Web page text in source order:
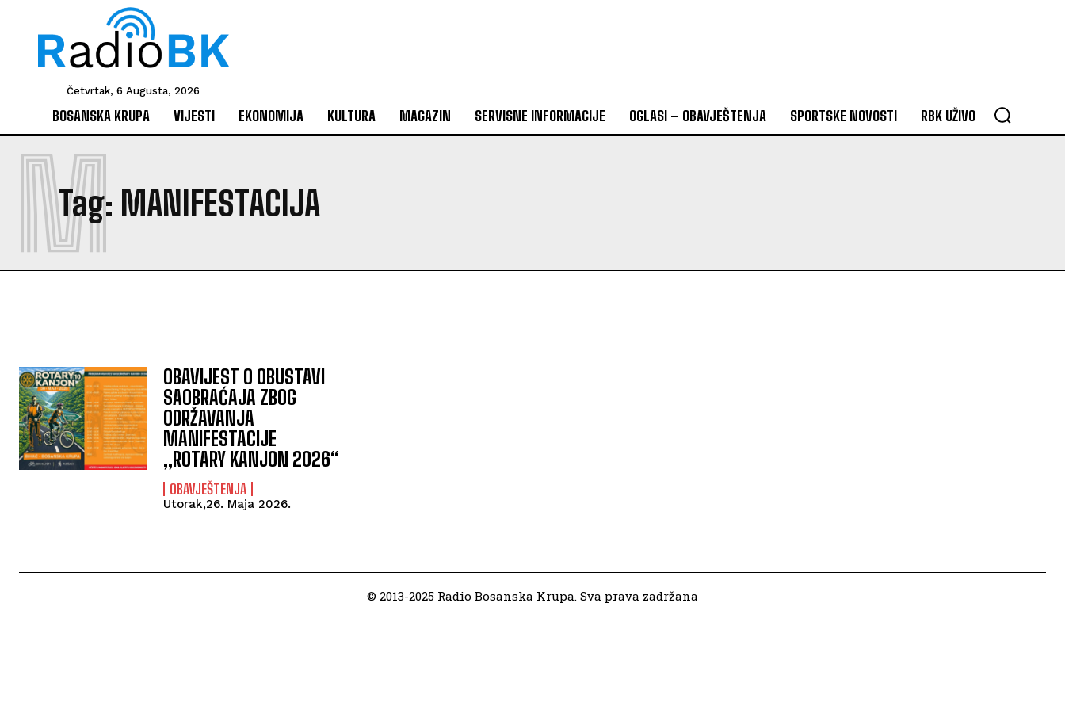
Četvrtak, 6 Augusta, 2026
BOSANSKA KRUPA VIJESTI EKONOMIJA KULTURA MAGAZIN SERVISNE INFORMACIJE OGLASI – OBAVJEŠTENJA SPORTSKE NOVOSTI RBK UŽIVO
Tag: MANIFESTACIJA
M
OBAVIJEST O OBUSTAVI
SAOBRAĆAJA ZBOG
ODRŽAVANJA
MANIFESTACIJE
„ROTARY KANJON 2026“
OBAVJEŠTENJA
Utorak,26. Maja 2026.
© 2013-2025 Radio Bosanska Krupa. Sva prava zadržana